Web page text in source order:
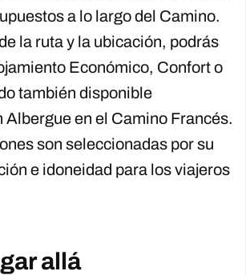
a lo largo del Camino.
la ruta y la ubicación, podrás
Económico, Confort o
también disponible
Albergue en el Camino Francés.
son seleccionadas por su
e idoneidad para los viajeros
allá